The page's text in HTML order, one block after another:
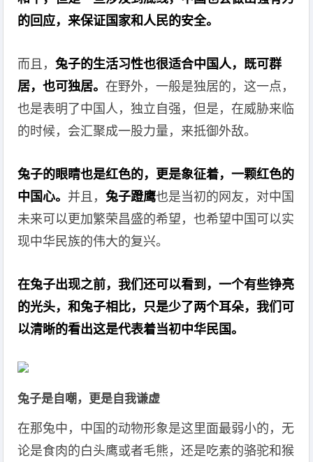
的回应，来保证国家和人民的安全。
而且，兔子的生活习性也很适合中国人，既可群
居，也可独居。在野外，一般是独居的，这一点，
也是表明了中国人，独立自强，但是，在威胁来临
的时候，会汇聚成一股力量，来抵御外敌。
兔子的眼睛也是红色的，更是象征着，一颗红色的
中国心。 并且，兔子蹬鹰也是当初的网友，对中国
未来可以更加繁荣昌盛的希望，也希望中国可以实
现中华民族的伟大的复兴。
在兔子出现之前，我们还可以看到，一个有些铮亮
的光头，和兔子相比，只是少了两个耳朵，我们可
以清晰的看出这是代表着当初中华民国。
兔子是自嘲，更是自我谦虚
在那兔中，中国的动物形象是这里面最弱小的，无
论是食肉的白头鹰或者毛熊，还是吃素的骆驼和猴